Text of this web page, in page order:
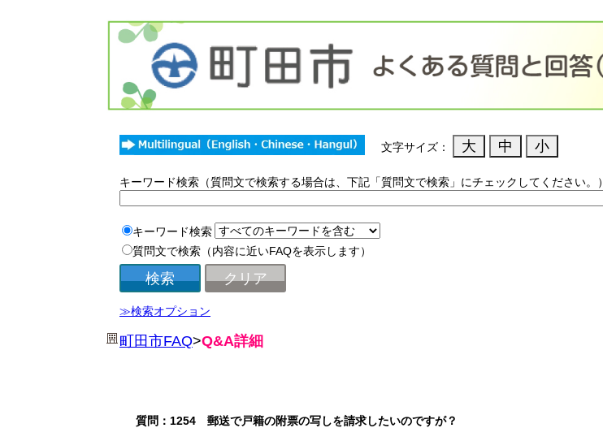
文字サイズ：
キーワード検索（質問文で検索する場合は、下記「質問文で検索」にチェックしてください。）
キーワード検索
質問文で検索（内容に近いFAQを表示します）
≫検索オプション
町田市FAQ>Q&A詳細
質問：1254 郵送で戸籍の附票の写しを請求したいのですが？